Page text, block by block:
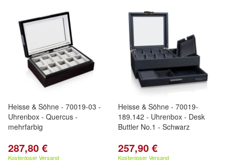
Heisse & Söhne - 70019-03 -
Uhrenbox - Quercus -
mehrfarbig
287,80 €
Kostenloser Versand
Heisse & Söhne - 70019-
189.142 - Uhrenbox - Desk
Buttler No.1 - Schwarz
257,90 €
Kostenloser Versand